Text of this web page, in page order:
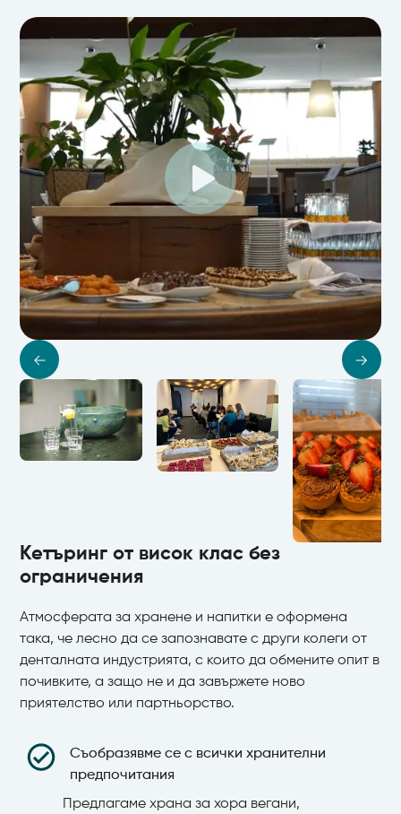
Кетъринг от висок клас без
ограничения
Атмосферата за хранене и напитки е оформена
така, че лесно да се запознавате с други колеги от
денталната индустрията, с които да обмените опит в
почивките, а защо не и да завържете ново
приятелство или партньорство.
Съобразявме се с всички хранителни
предпочитания
Предлагаме храна за хора вегани,